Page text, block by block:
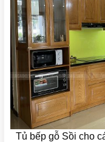
Tủ bếp gỗ Sồi cho